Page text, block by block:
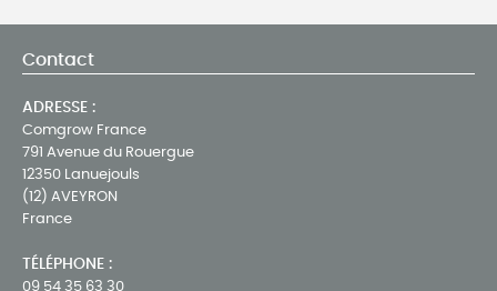
Contact
ADRESSE :
Comgrow France
791 Avenue du Rouergue
12350 Lanuejouls
(12) AVEYRON
France
TÉLÉPHONE :
09 54 35 63 30